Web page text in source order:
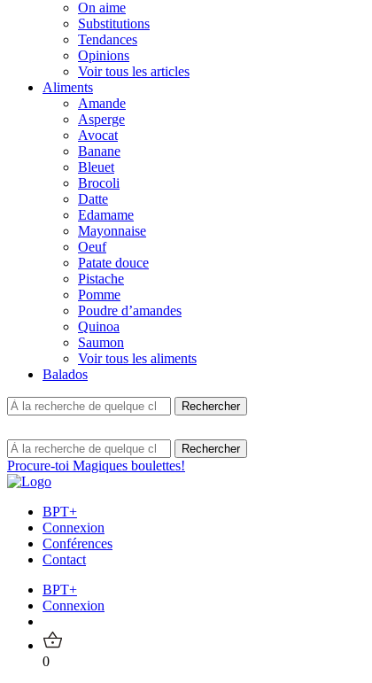
On aime
Substitutions
Tendances
Opinions
Voir tous les articles
Aliments
Amande
Asperge
Avocat
Banane
Bleuet
Brocoli
Datte
Edamame
Mayonnaise
Oeuf
Patate douce
Pistache
Pomme
Poudre d’amandes
Quinoa
Saumon
Voir tous les aliments
Balados
Procure-toi Magiques boulettes!
BPT+
Connexion
Conférences
Contact
BPT+
Connexion
0